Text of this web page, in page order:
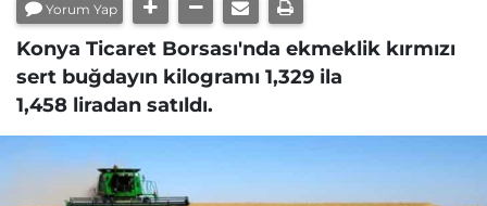
Yorum Yap
Konya Ticaret Borsası'nda ekmeklik kırmızı
sert buğdayın kilogramı 1,329 ila
1,458 liradan satıldı.